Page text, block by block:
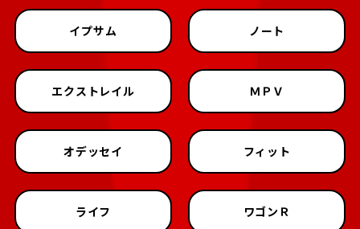
イプサム ノート
エクストレイル ＭＰＶ
オデッセイ フィット
ライフ ワゴンＲ